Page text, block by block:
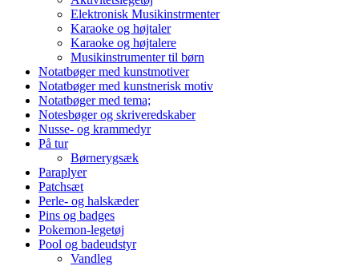
Elektronisk Musikinstrmenter
Karaoke og højtaler
Karaoke og højtalere
Musikinstrumenter til børn
Notatbøger med kunstmotiver
Notatbøger med kunstnerisk motiv
Notatbøger med tema;
Notesbøger og skriveredskaber
Nusse- og krammedyr
På tur
Børnerygsæk
Paraplyer
Patchsæt
Perle- og halskæder
Pins og badges
Pokemon-legetøj
Pool og badeudstyr
Vandleg